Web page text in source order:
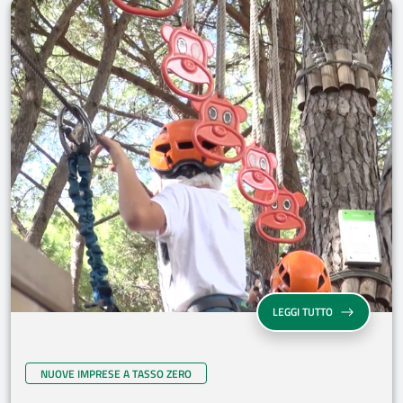
LEGGI TUTTO
NUOVE IMPRESE A TASSO ZERO